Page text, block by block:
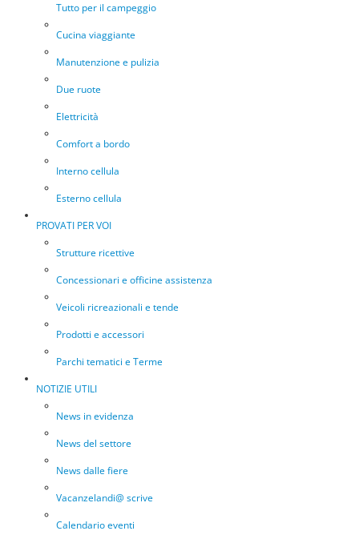
Tutto per il campeggio
Cucina viaggiante
Manutenzione e pulizia
Due ruote
Elettricità
Comfort a bordo
Interno cellula
Esterno cellula
PROVATI PER VOI
Strutture ricettive
Concessionari e officine assistenza
Veicoli ricreazionali e tende
Prodotti e accessori
Parchi tematici e Terme
NOTIZIE UTILI
News in evidenza
News del settore
News dalle fiere
Vacanzelandi@ scrive
Calendario eventi